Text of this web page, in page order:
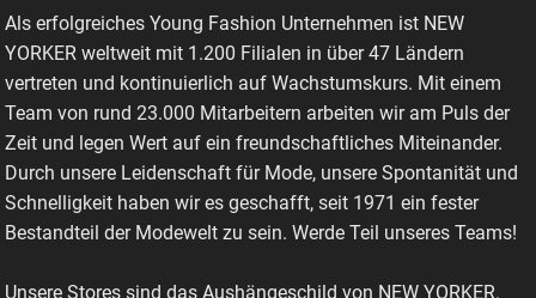
Als erfolgreiches Young Fashion Unternehmen ist NEW
YORKER weltweit mit 1.200 Filialen in über 47 Ländern
vertreten und kontinuierlich auf Wachstumskurs. Mit einem
Team von rund 23.000 Mitarbeitern arbeiten wir am Puls der
Zeit und legen Wert auf ein freundschaftliches Miteinander.
Durch unsere Leidenschaft für Mode, unsere Spontanität und
Schnelligkeit haben wir es geschafft, seit 1971 ein fester
Bestandteil der Modewelt zu sein. Werde Teil unseres Teams!
Unsere Stores sind das Aushängeschild von NEW YORKER.